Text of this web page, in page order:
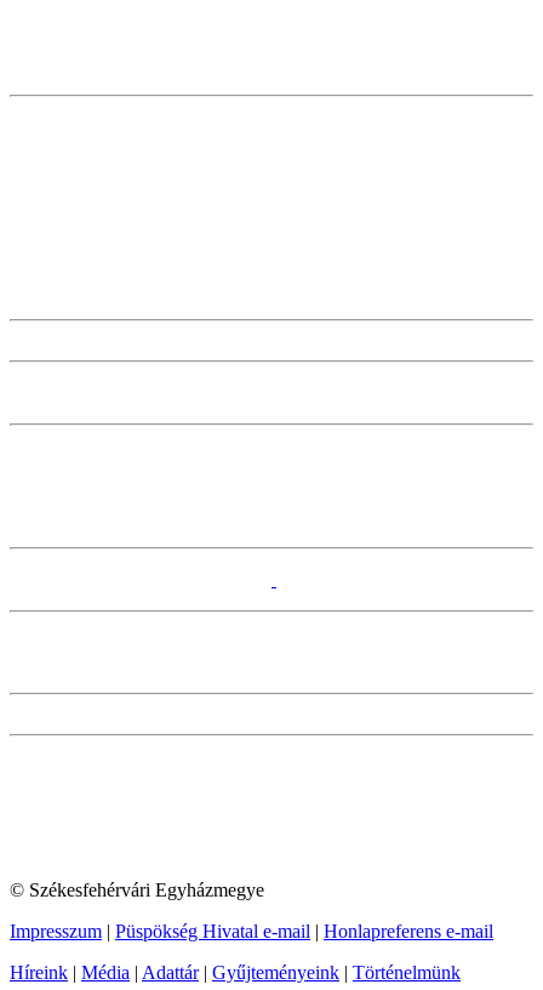
© Székesfehérvári Egyházmegye
Impresszum | Püspökség Hivatal e-mail | Honlapreferens e-mail
Híreink | Média | Adattár| Gyűjteményeink | Történelmünk